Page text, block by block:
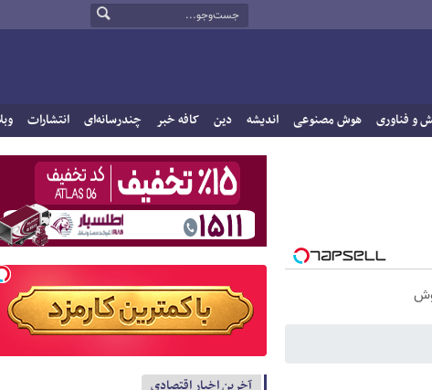
و فناوری هوش مصنوعی اندیشه دین کافه خبر چندرسانه‌ای انتشارات